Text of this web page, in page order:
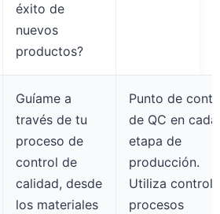
éxito de
nuevos
productos?
Guíame a
través de tu
proceso de
control de
calidad, desde
los materiales
Punto de
de QC en cada
etapa de
producción.
Utiliza control
procesos